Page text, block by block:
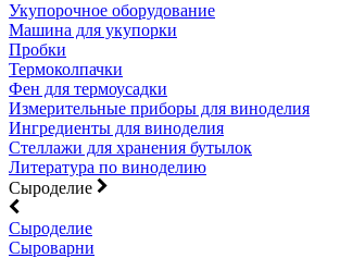
Укупорочное оборудование
Машина для укупорки
Пробки
Термоколпачки
Фен для термоусадки
Измерительные приборы для виноделия
Ингредиенты для виноделия
Стеллажи для хранения бутылок
Литература по виноделию
Сыроделие
Сыроделие
Сыроварни